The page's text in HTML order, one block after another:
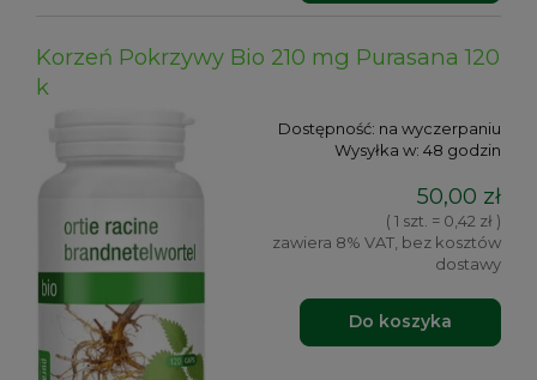
Korzeń Pokrzywy Bio 210 mg Purasana 120
k
Dostępność: na wyczerpaniu
Wysyłka w: 48 godzin
50,00 zł
( 1 szt. = 0,42 zł )
zawiera 8% VAT, bez kosztów
dostawy
Do koszyka